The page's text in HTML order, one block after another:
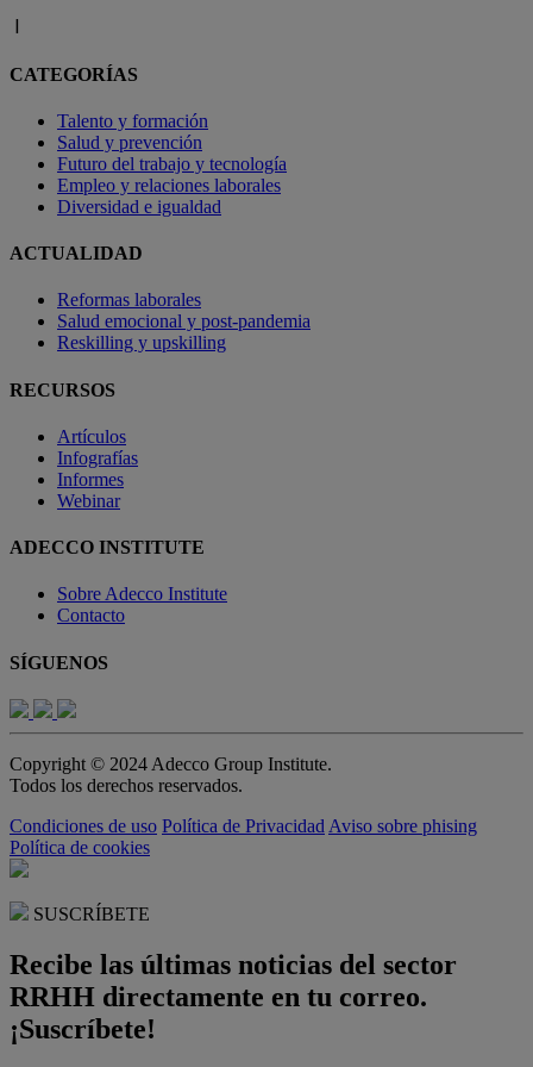
CATEGORÍAS
Talento y formación
Salud y prevención
Futuro del trabajo y tecnología
Empleo y relaciones laborales
Diversidad e igualdad
ACTUALIDAD
Reformas laborales
Salud emocional y post-pandemia
Reskilling y upskilling
RECURSOS
Artículos
Infografías
Informes
Webinar
ADECCO INSTITUTE
Sobre Adecco Institute
Contacto
SÍGUENOS
Copyright © 2024 Adecco Group Institute.
Todos los derechos reservados.
Condiciones de uso Política de Privacidad Aviso sobre phising
Política de cookies
SUSCRÍBETE
Recibe las últimas noticias del sector
RRHH directamente en tu correo.
¡Suscríbete!